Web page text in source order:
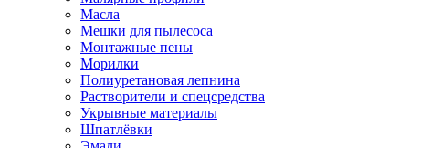
Масла
Мешки для пылесоса
Монтажные пены
Морилки
Полиуретановая лепнина
Растворители и спецсредства
Укрывные материалы
Шпатлёвки